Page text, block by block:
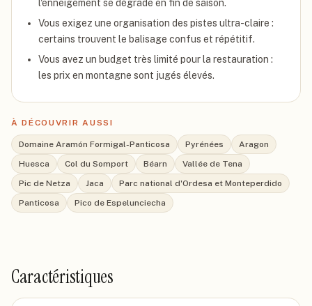
l'enneigement se dégrade en fin de saison.
Vous exigez une organisation des pistes ultra-claire :
certains trouvent le balisage confus et répétitif.
Vous avez un budget très limité pour la restauration :
les prix en montagne sont jugés élevés.
À DÉCOUVRIR AUSSI
Domaine Aramón Formigal-Panticosa Pyrénées
Aragon
Huesca
Col du Somport Béarn
Vallée de Tena
Pic de Netza
Jaca
Parc national d'Ordesa et Monteperdido
Panticosa
Pico de Espelunciecha
Caractéristiques